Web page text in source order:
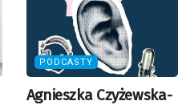
PODCASTY
Agnieszka Czyżewska-